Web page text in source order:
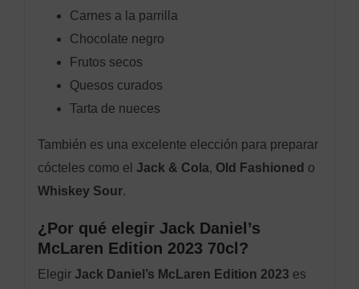
Carnes a la parrilla
Chocolate negro
Frutos secos
Quesos curados
Tarta de nueces
También es una excelente elección para preparar
cócteles como el Jack & Cola, Old Fashioned o
Whiskey Sour.
¿Por qué elegir Jack Daniel’s
McLaren Edition 2023 70cl?
Elegir Jack Daniel’s McLaren Edition 2023 es